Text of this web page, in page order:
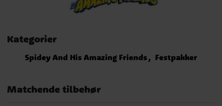
Kategorier
Spidey And His Amazing Friends Festpakker
Matchende tilbehør